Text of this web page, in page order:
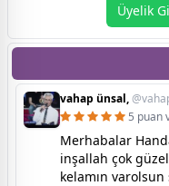
Üyelik
vahap ünsal,
5 puan
Merhabalar
inşallah çok
kelamın